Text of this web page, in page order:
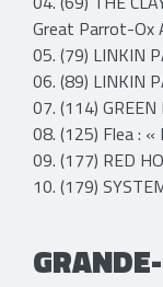
Great Parrot-Ox
05. (79) LINKIN
06. (89) LINKIN
07. (114)
08. (125) Flea : «
09. (177) RED
10. (179)